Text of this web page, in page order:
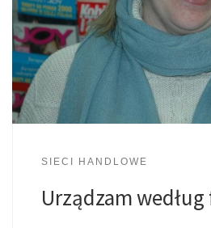
SIECI HANDLOWE
Urządzam